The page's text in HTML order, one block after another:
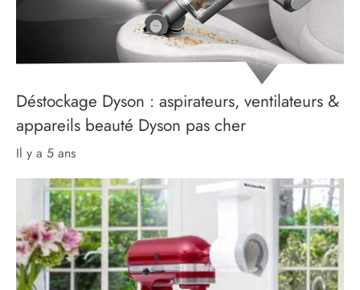
Déstockage Dyson : aspirateurs, ventilateurs &
appareils beauté Dyson pas cher
il y a 5 ans